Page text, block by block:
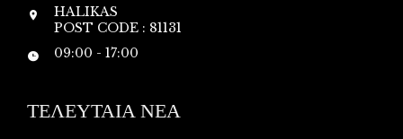
HALIKAS
POST CODE : 81131
09:00 - 17:00
ΤΕΛΕΥΤΑΙΑ ΝΕΑ